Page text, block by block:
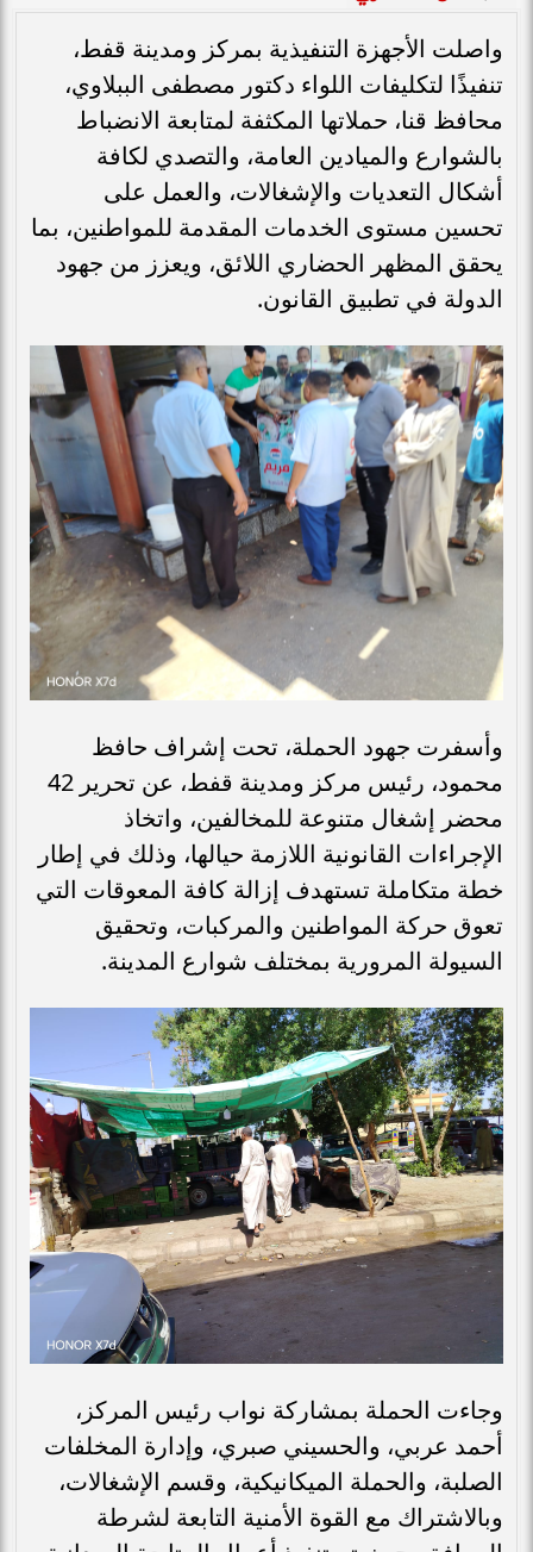
واصلت الأجهزة التنفيذية بمركز ومدينة قفط،
تنفيذًا لتكليفات اللواء دكتور مصطفى الببلاوي،
محافظ قنا، حملاتها المكثفة لمتابعة الانضباط
بالشوارع والميادين العامة، والتصدي لكافة
أشكال التعديات والإشغالات، والعمل على
تحسين مستوى الخدمات المقدمة للمواطنين، بما
يحقق المظهر الحضاري اللائق، ويعزز من جهود
الدولة في تطبيق القانون.
وأسفرت جهود الحملة، تحت إشراف حافظ
محمود، رئيس مركز ومدينة قفط، عن تحرير 42
محضر إشغال متنوعة للمخالفين، واتخاذ
الإجراءات القانونية اللازمة حيالها، وذلك في إطار
خطة متكاملة تستهدف إزالة كافة المعوقات التي
تعوق حركة المواطنين والمركبات، وتحقيق
السيولة المرورية بمختلف شوارع المدينة.
وجاءت الحملة بمشاركة نواب رئيس المركز،
أحمد عربي، والحسيني صبري، وإدارة المخلفات
الصلبة، والحملة الميكانيكية، وقسم الإشغالات،
وبالاشتراك مع القوة الأمنية التابعة لشرطة